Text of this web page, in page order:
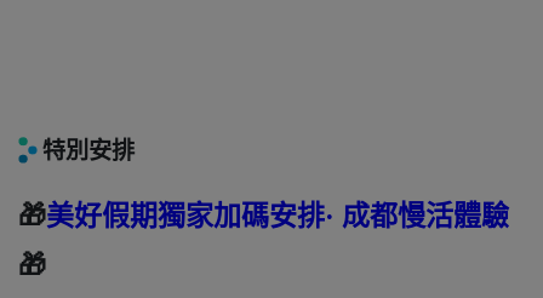
特別安排
🎁美好假期獨家加碼安排· 成都慢活體驗
🎁